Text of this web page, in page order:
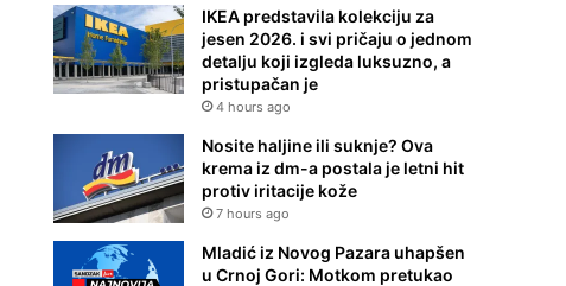
IKEA predstavila kolekciju za
jesen 2026. i svi pričaju o jednom
detalju koji izgleda luksuzno, a
pristupačan je
4 hours ago
Nosite haljine ili suknje? Ova
krema iz dm-a postala je letni hit
protiv iritacije kože
7 hours ago
Mladić iz Novog Pazara uhapšen
u Crnoj Gori: Motkom pretukao